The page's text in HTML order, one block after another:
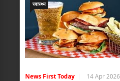
स्वास्थ्य
News First Today 14 Apr 2026